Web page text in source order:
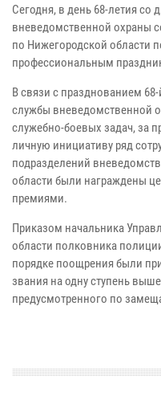
Сегодня, в день 68-летия со
вневедомственной охраны
по Нижегородской области
профессиональным
В связи с празднованием
службы вневедомственной
служебно-боевых задач, за
личную инициативу ряд
подразделений
области были награждены
премиями.
Приказом начальника
области полковника
порядке поощрения были
звания на одну ступень
предусмотренного по